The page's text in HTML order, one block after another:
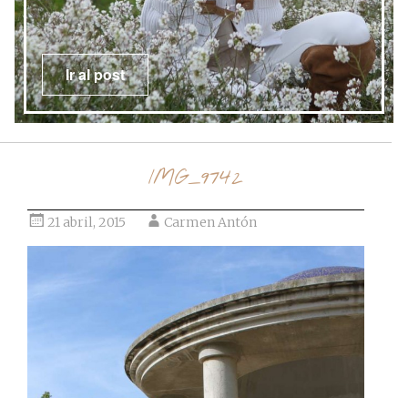
Ir al post
IMG_9742
21 abril, 2015 Carmen Antón